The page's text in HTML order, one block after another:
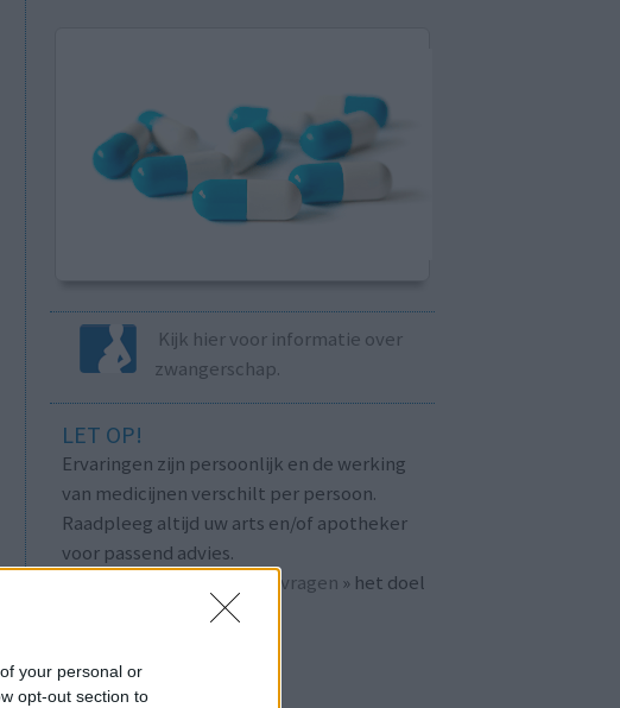
your personal or
opt-out section to
Kijk hier voor informatie over
zwangerschap.
LET OP!
Ervaringen zijn persoonlijk en de werking
van medicijnen verschilt per persoon.
Raadpleeg altijd uw arts en/of apotheker
voor passend advies.
veelgestelde vragen » het doel
mijnmedicijn.nl.